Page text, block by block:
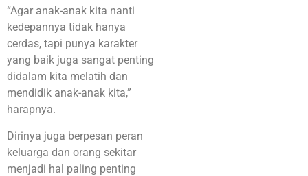
“Agar anak-anak kita nanti
kedepannya tidak hanya
cerdas, tapi punya karakter
yang baik juga sangat penting
didalam kita melatih dan
mendidik anak-anak kita,”
harapnya.
Dirinya juga berpesan peran
keluarga dan orang sekitar
menjadi hal paling penting